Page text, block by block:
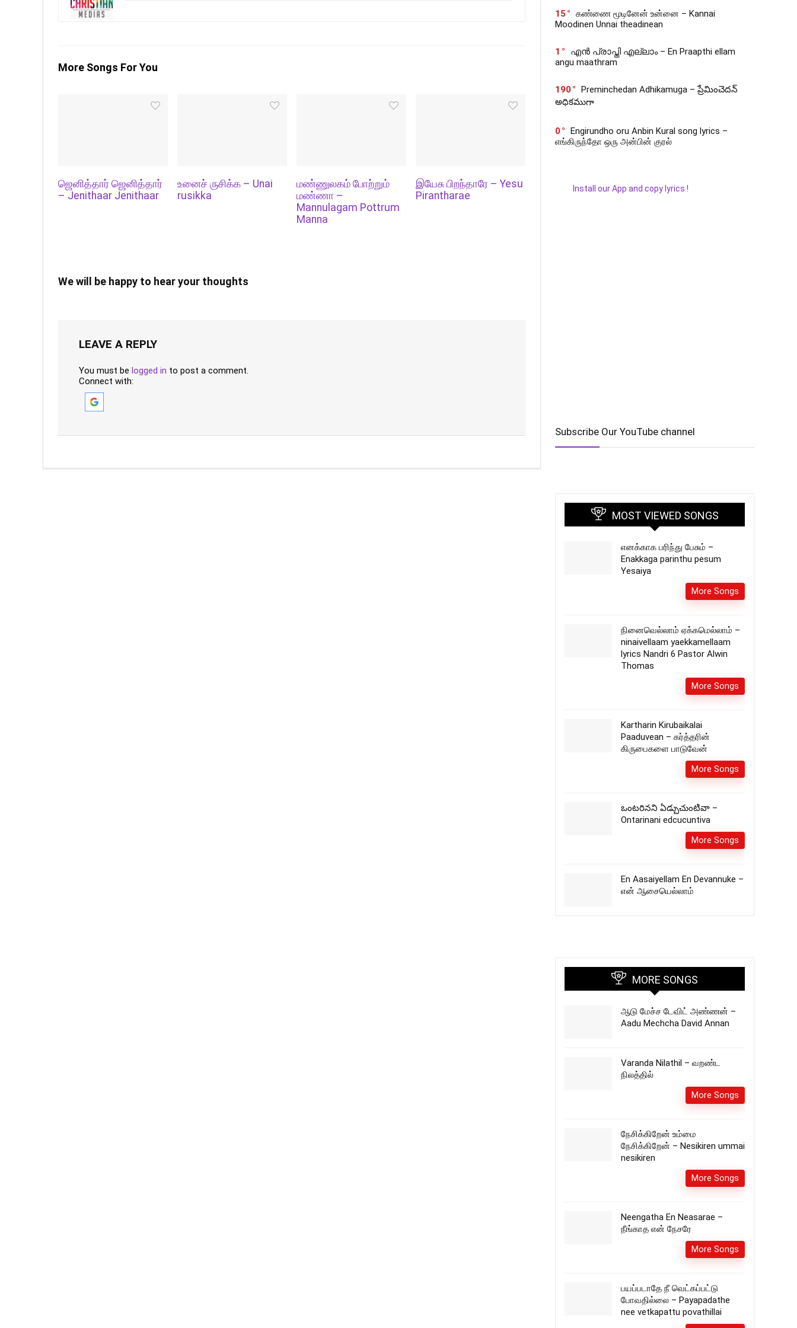
More Songs For You
ஜெனித்தார் ஜெனித்தார்
– Jenithaar Jenithaar
உனைச் ருசிக்க – Unai
rusikka
மண்ணுலகம் போற்றும்
மண்ணா –
Mannulagam Pottrum
Manna
இயேசு பிறந்தாரே – Yesu
Pirantharae
We will be happy to hear your thoughts
LEAVE A REPLY
You must be logged in to post a comment.
Connect with:
15
கண்ணை மூடினேன் உன்னை – Kannai
Moodinen Unnai theadinean
1
എൻ പ്രാപ്തി എല്ലാം – En Praapthi ellam
angu maathram
190
Preminchedan Adhikamuga – ప్రేమించెదన్
అధికముగా
0
Engirundho oru Anbin Kural song lyrics –
எங்கிருந்தோ ஒரு அன்பின் குரல்
Install our App and copy lyrics !
Subscribe Our YouTube channel
MOST VIEWED SONGS
எனக்காக பரிந்து பேசும் –
Enakkaga parinthu pesum
Yesaiya
More Songs
நினைவெல்லாம் ஏக்கமெல்லாம் –
ninaivellaam yaekkamellaam
lyrics Nandri 6 Pastor Alwin
Thomas
More Songs
Kartharin Kirubaikalai
Paaduvean – கர்த்தரின்
கிருபைகளை பாடுவேன்
More Songs
ఒంటరినని ఏడ్చుచుంటివా –
Ontarinani edcucuntiva
More Songs
En Aasaiyellam En Devannuke –
என் ஆசையெல்லாம்
MORE SONGS
ஆடு மேச்ச டேவிட் அண்ணன் –
Aadu Mechcha David Annan
Varanda Nilathil – வறண்ட
நிலத்தில்
More Songs
நேசிக்கிறேன் உம்மை
நேசிக்கிறேன் – Nesikiren ummai
nesikiren
More Songs
Neengatha En Neasarae –
நீங்காத என் நேசரே
More Songs
பயப்படாதே நீ வெட்கப்பட்டு
போவதில்லை – Payapadathe
nee vetkapattu povathillai